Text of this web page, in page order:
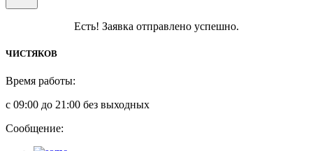
Есть! Заявка отправлено успешно.
ЧИСТЯКОВ
Время работы:
с 09:00 до 21:00 без выходных
Сообщение: